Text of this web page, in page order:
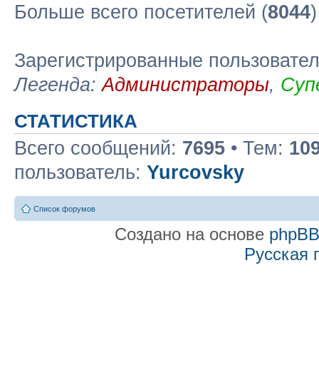
Больше всего посетителей (8044
Зарегистрированные
Легенда:Администраторы,
СТАТИСТИКА
Всего сообщений: 7695 • Тем:
пользователь: Yurcovsky
Список форумов
Создано на основе phpBB
Русская